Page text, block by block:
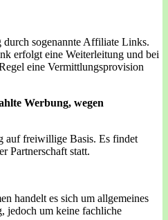
sogenannte Affiliate Links.
erfolgt eine Weiterleitung und bei
eine Vermittlungsprovision
Werbung, wegen
auf freiwillige Basis. Es findet
Partnerschaft statt.
handelt es sich um allgemeines
jedoch um keine fachliche